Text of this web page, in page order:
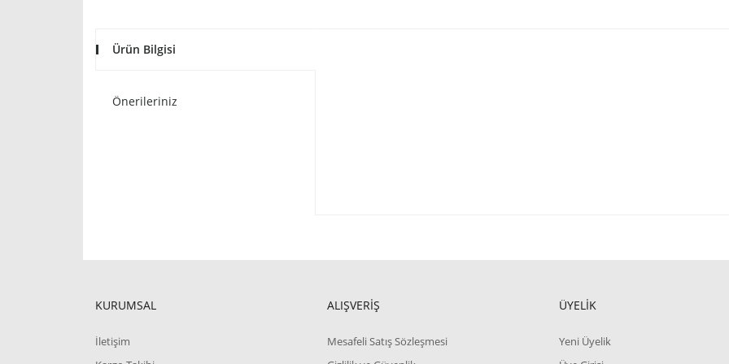
Ürün Bilgisi
Önerileriniz
KURUMSAL
İletişim
ALIŞVERİŞ
Mesafeli Satış Sözleşmesi
ÜYELİK
Yeni Üyelik